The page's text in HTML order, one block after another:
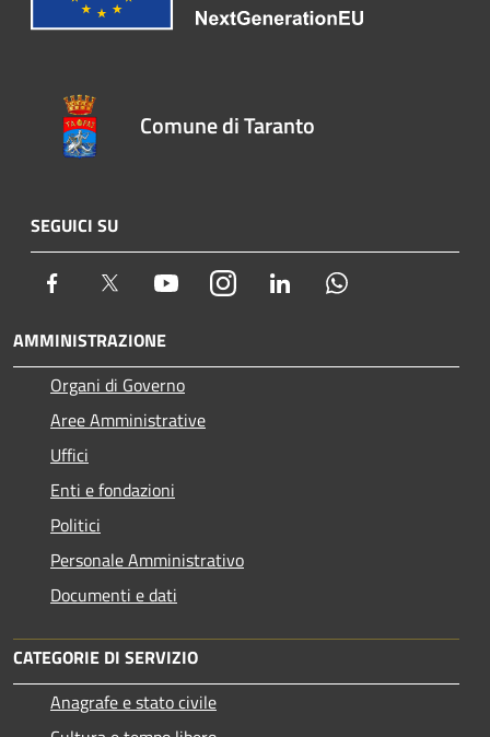
Comune di Taranto
SEGUICI SU
Facebook Twitter YoutubeInstagram LinkedIn
AMMINISTRAZIONE
Organi di Governo
Aree Amministrative
Uffici
Enti e fondazioni
Politici
Personale Amministrativo
Documenti e dati
CATEGORIE DI SERVIZIO
Anagrafe e stato civile